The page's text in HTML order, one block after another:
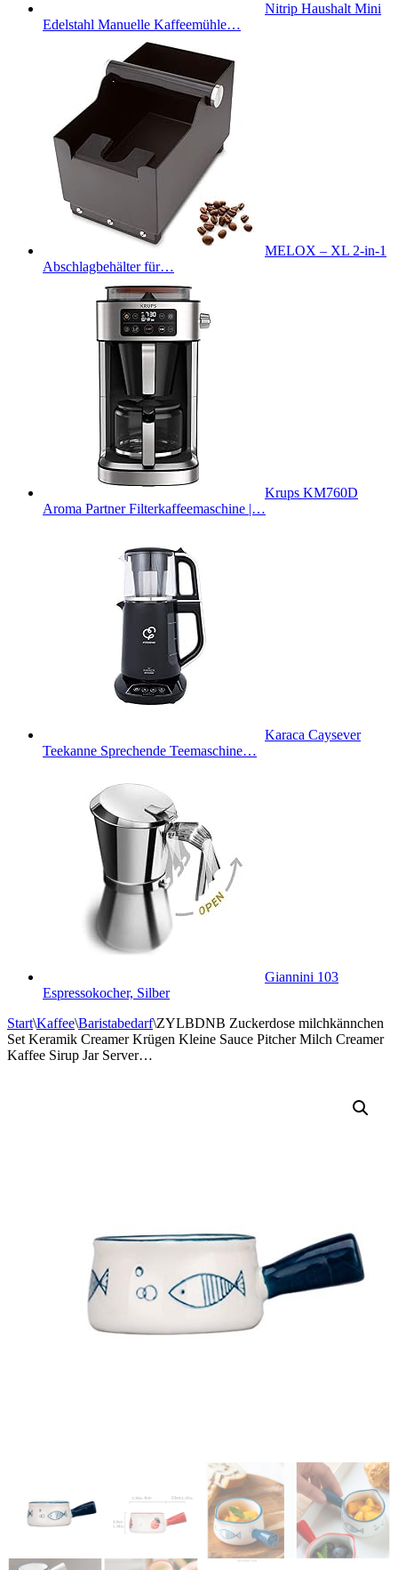
Nitrip Haushalt Mini
Edelstahl Manuelle Kaffeemühle…
MELOX – XL 2-in-1
Abschlagbehälter für…
Krups KM760D
Aroma Partner Filterkaffeemaschine |…
Karaca Caysever
Teekanne Sprechende Teemaschine…
Giannini 103
Espressokocher, Silber
Start\Kaffee\Baristabedarf\ZYLBDNB Zuckerdose milchkännchen
Set Keramik Creamer Krügen Kleine Sauce Pitcher Milch Creamer
Kaffee Sirup Jar Server…